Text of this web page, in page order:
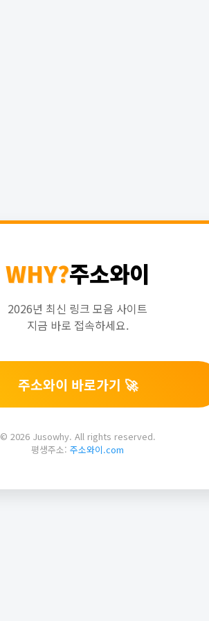
WHY?주소와이
2026년 최신 링크 모음 사이트
지금 바로 접속하세요.
주소와이 바로가기 🚀
© 2026 Jusowhy. All rights reserved.
평생주소: 주소와이.com